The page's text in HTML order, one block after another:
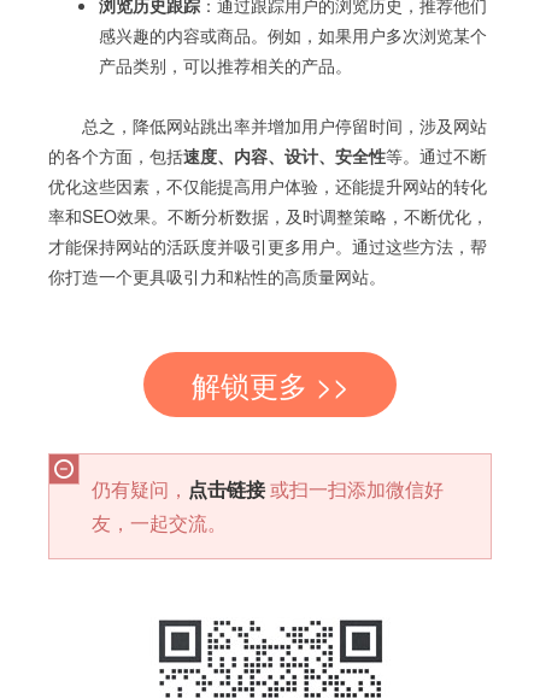
浏览历史跟踪 ：通过跟踪用户的浏览历史，推荐他们
感兴趣的内容或商品。例如，如果用户多次浏览某个
产品类别，可以推荐相关的产品。
总之，降低网站跳出率并增加用户停留时间，涉及网站
的各个方面，包括速度、内容、设计、安全性等。通过不断
优化这些因素，不仅能提高用户体验，还能提升网站的转化
率和SEO效果。不断分析数据，及时调整策略，不断优化，
才能保持网站的活跃度并吸引更多用户。通过这些方法，帮
你打造一个更具吸引力和粘性的高质量网站。
解锁更多 >>
仍有疑问， 点击链接或扫一扫添加微信好
友，一起交流。